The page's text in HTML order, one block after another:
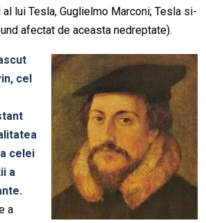
lui Tesla, Guglielmo Marconi; Tesla si-
afectat de aceasta nedreptate).
cel
celei
a
a